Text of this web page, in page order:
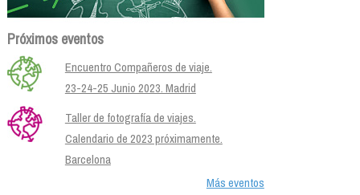
Próximos eventos
Encuentro Compañeros de viaje.
23-24-25 Junio 2023. Madrid
Taller de fotografía de viajes.
Calendario de 2023 próximamente.
Barcelona
Más eventos